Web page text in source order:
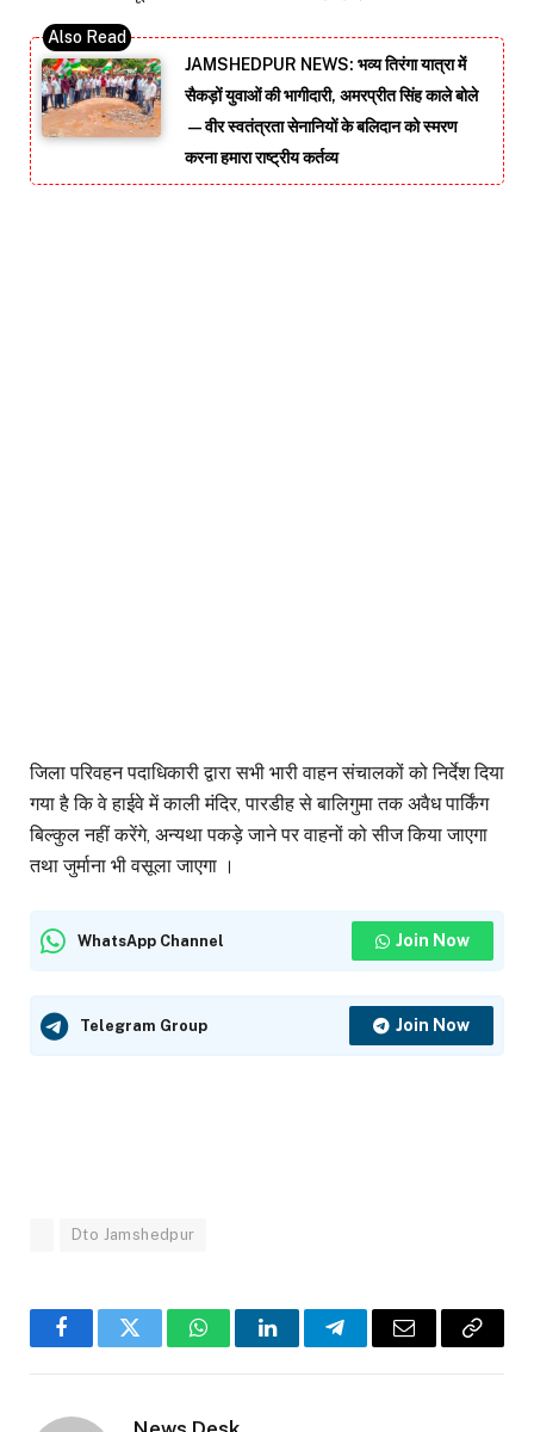
JAMSHEDPUR NEWS: भव्य तिरंगा यात्रा में
सैकड़ों युवाओं की भागीदारी, अमरप्रीत सिंह काले बोले
—वीर स्वतंत्रता सेनानियों के बलिदान को स्मरण
करना हमारा राष्ट्रीय कर्तव्य
जिला परिवहन पदाधिकारी द्वारा सभी भारी वाहन संचालकों को निर्देश दिया
गया है कि वे हाईवे में काली मंदिर, पारडीह से बालिगुमा तक अवैध पार्किंग
बिल्कुल नहीं करेंगे, अन्यथा पकड़े जाने पर वाहनों को सीज किया जाएगा
तथा जुर्माना भी वसूला जाएगा ।
WhatsApp Channel Join Now
Telegram Group Join Now
Dto Jamshedpur
FacebookTwitter WhatsAppLinkedInTelegramEmail
Copy